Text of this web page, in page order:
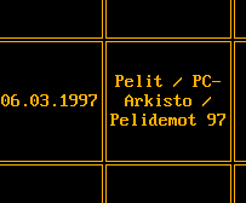
06.03.1997
Pelit / PC-
Arkisto /
Pelidemot 97